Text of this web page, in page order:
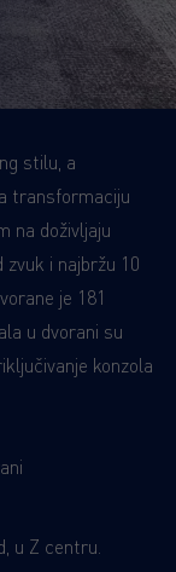
stilu, a
transformaciju
na doživljaju
i najbržu 10
je 181
u dvorani su
konzola
u Z centru.